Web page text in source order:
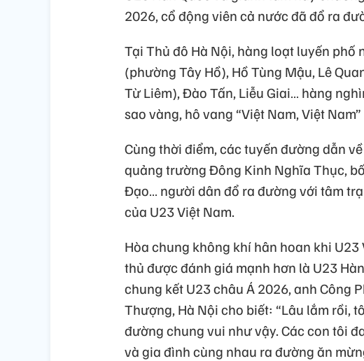
2026, cổ động viên cả nước đã đổ ra
Tại Thủ đô Hà Nội, hàng loạt luyến phố
(phường Tây Hồ), Hồ Tùng Mậu, Lê
Từ Liêm), Đào Tấn, Liễu Giai… hàng
sao vàng, hô vang “Việt Nam, Việt
Cùng thời điểm, các tuyến đường dẫn
quảng trường Đông Kinh Nghĩa Thục,
Đạo… người dân đổ ra đường với tâm
của U23 Việt Nam.
Hòa chung không khí hân hoan khi
thủ được đánh giá mạnh hơn là U23
chung kết U23 châu Á 2026, anh Công
Thượng, Hà Nội cho biết: “Lâu lắm rồi,
đường chung vui như vậy. Các con tôi
và gia đình cùng nhau ra đường ăn